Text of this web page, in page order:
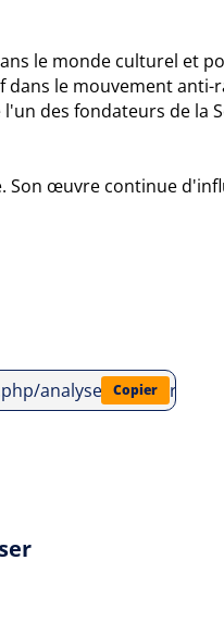
le monde culturel et
le mouvement anti-
des fondateurs de la
Son œuvre continue
analyses-litteraires/
Copier